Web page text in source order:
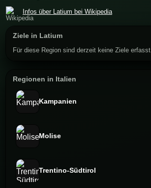
Infos über Latium bei Wikipedia
Ziele in Latium
Für diese Region sind derzeit keine Ziele erfasst.
Regionen in Italien
Kampanien
Molise
Trentino-Südtirol⁠